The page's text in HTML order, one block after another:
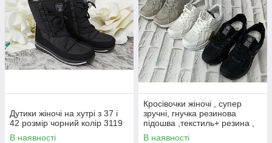
Дутики жіночі на хутрі з 37 і
42 розмір чорний колір 3119
В наявності
Кросівочки жіночі , супер
зручні, гнучка резинова
підошва ,текстиль+ резина ,
мега легенькі
В наявності